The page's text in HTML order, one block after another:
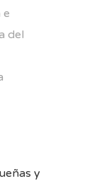
e
del
y